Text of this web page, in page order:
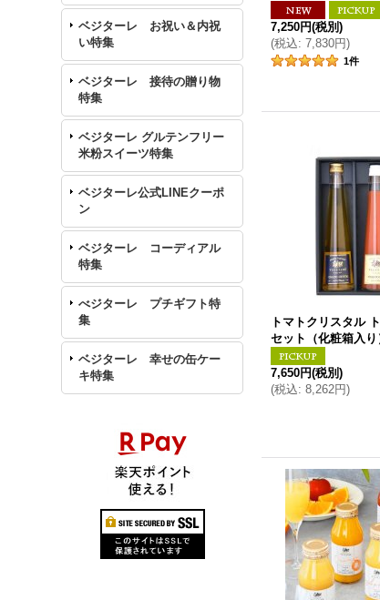
ベジターレ お祝い＆内祝
い特集
ベジターレ 接待の贈り物
特集
ベジターレ グルテンフリー
米粉スイーツ特集
ベジターレ公式LINEクーポ
ン
ベジターレ コーディアル
特集
べジターレ プチギフト特
集
ベジターレ 幸せの缶ケー
キ特集
7,250円(税別)
(税込: 7,830円)
1件
トマトクリスタル
セット（化粧箱入り
7,650円(税別)
(税込: 8,262円)